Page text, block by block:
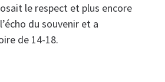
le respect et plus encore
du souvenir et a
de 14-18.